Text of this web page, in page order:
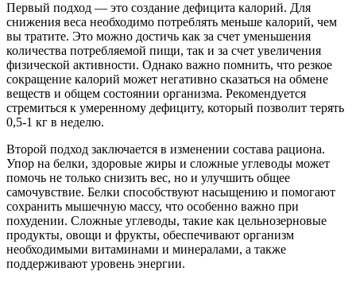
Первый подход — это создание дефицита калорий. Для
снижения веса необходимо потреблять меньше калорий, чем
вы тратите. Это можно достичь как за счет уменьшения
количества потребляемой пищи, так и за счет увеличения
физической активности. Однако важно помнить, что резкое
сокращение калорий может негативно сказаться на обмене
веществ и общем состоянии организма. Рекомендуется
стремиться к умеренному дефициту, который позволит терять
0,5-1 кг в неделю.
Второй подход заключается в изменении состава рациона.
Упор на белки, здоровые жиры и сложные углеводы может
помочь не только снизить вес, но и улучшить общее
самочувствие. Белки способствуют насыщению и помогают
сохранить мышечную массу, что особенно важно при
похудении. Сложные углеводы, такие как цельнозерновые
продукты, овощи и фрукты, обеспечивают организм
необходимыми витаминами и минералами, а также
поддерживают уровень энергии.